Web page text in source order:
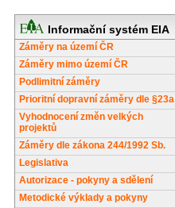
Informační systém EIA
Záměry na území ČR
Záměry mimo území ČR
Podlimitní záměry
Prioritní dopravní záměry dle §23a
Vyhodnocení změn velkých
projektů
Záměry dle zákona 244/1992 Sb.
Legislativa
Autorizace - pokyny a sdělení
Metodické výklady a pokyny